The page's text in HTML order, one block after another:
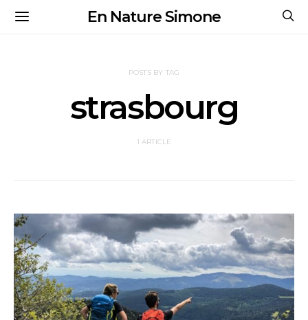
En Nature Simone
POSTS BY TAG
strasbourg
1 ARTICLE